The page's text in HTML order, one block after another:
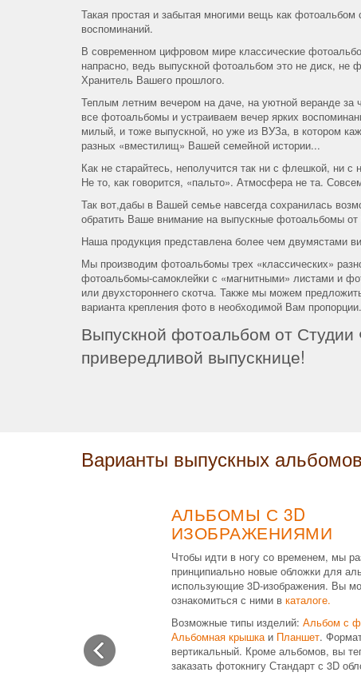
Такая простая и забытая многими вещь как
воспоминаний.
В современном цифровом мире классические
напрасно, ведь выпускной фотоальбом это не диск,
Хранитель Вашего прошлого.
Теплым летним вечером на даче, на уютной веранде
все фотоальбомы и устраиваем вечер ярких
милый, и тоже выпускной, но уже из ВУЗа, в котором
разных «вместилищ» Вашей семейной истории...
Как не старайтесь, неполучится так ни с флешкой, ни
Не то, как говорится, «пальто». Атмосфера не та.
Так вот,дабы в Вашей семье навсегда сохранилась
обратить Ваше внимание на выпускные фотоальбомы
Наша продукция представлена более чем двумястами
Мы производим фотоальбомы трех «классических»
фотоальбомы-самоклейки с «магнитными» листами и
или двухстороннего скотча. Также мы можем
варианта крепления фото в необходимой Вам пропорции.
Выпускной фотоальбом от
привередливой выпускнице!
Варианты выпускных альбомов
АЛЬБОМЫ С 3D
ИЗОБРАЖЕНИЯМИ
Чтобы идти в ногу со временем, мы
принципиально новые обложки для
использующие 3D-изображения. Вы
ознакомиться с ними в каталоге.
Возможные типы изделий: Альбом с
Альбомная крышкаи Планшет.
вертикальный. Кроме альбомов, вы
заказать фотокнигу Стандарт с 3D